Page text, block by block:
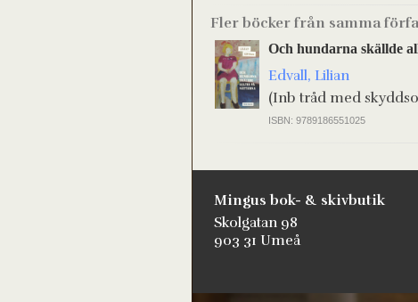
Fler böcker från samma
Och hundarna skällde
Edvall, Lilian
(Inb tråd med
ISBN: 9789186551025
Mingus bok- & skivbutik
Skolgatan 98
903 31 Umeå